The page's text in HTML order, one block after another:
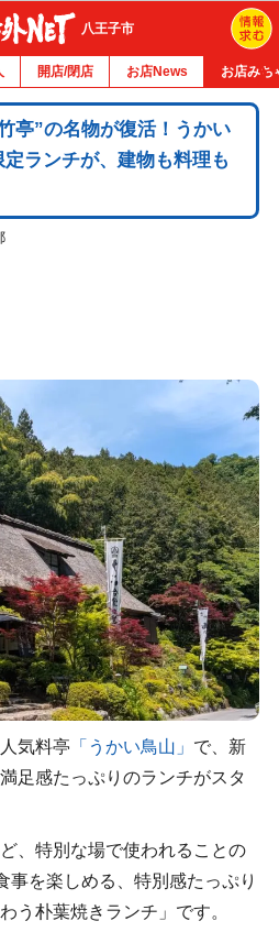
八王子市
開店/閉店 お店News お店みち
亭”の名物が復活！うかい
ランチが、建物も料理も
気料亭 「うかい鳥山」 で、新
足感たっぷりのランチがスタ
、特別な場で使われることの
事を楽しめる、特別感たっぷり
う朴葉焼きランチ」です。